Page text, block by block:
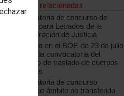
Noticias relacionadas
Convocatoria de concurso de
traslado para Letrados de la
Administración de Justicia
Publicada en el BOE de 23 de julio
de 2018 la convocatoria del
concurso de traslado de cuerpos
generales
Convocatoria de concurso
específico ámbito no transferido